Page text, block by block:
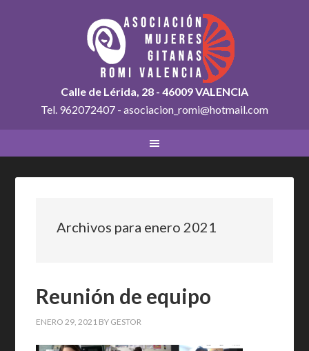
Calle de Lérida, 28 - 46009 VALENCIA
Tel. 962072407 - asociacion_romi@hotmail.com
Archivos para enero 2021
Reunión de equipo
ENERO 29, 2021 BY GESTOR